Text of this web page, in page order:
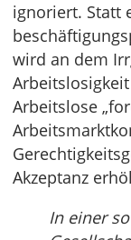
ignoriert. Statt
wird an dem
Arbeitslose
Akzeptanz
In einer